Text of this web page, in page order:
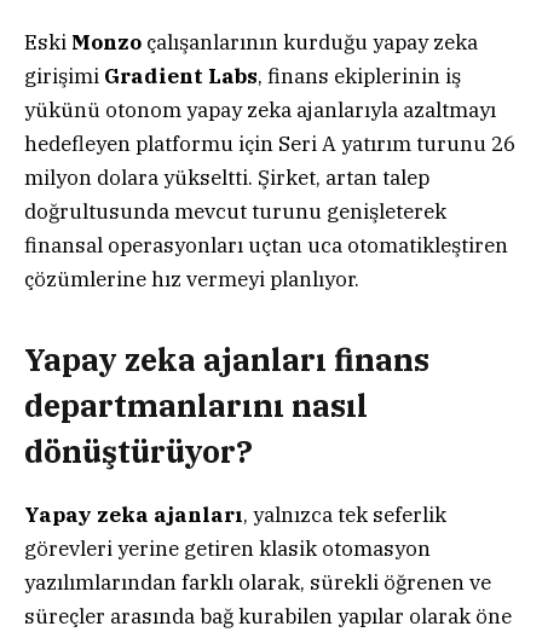
Eski Monzo çalışanlarının kurduğu yapay zeka
girişimi Gradient Labs, finans ekiplerinin iş
yükünü otonom yapay zeka ajanlarıyla azaltmayı
hedefleyen platformu için Seri A yatırım turunu 26
milyon dolara yükseltti. Şirket, artan talep
doğrultusunda mevcut turunu genişleterek
finansal operasyonları uçtan uca otomatikleştiren
çözümlerine hız vermeyi planlıyor.
Yapay zeka ajanları finans
departmanlarını nasıl
dönüştürüyor?
Yapay zeka ajanları, yalnızca tek seferlik
görevleri yerine getiren klasik otomasyon
yazılımlarından farklı olarak, sürekli öğrenen ve
süreçler arasında bağ kurabilen yapılar olarak öne